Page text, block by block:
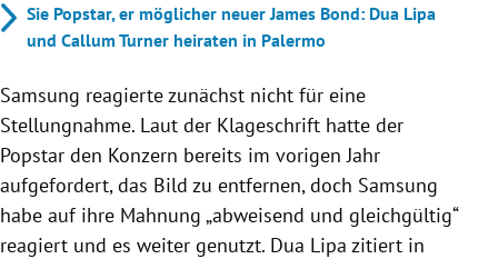
Sie Popstar, er möglicher neuer James Bond: Dua Lipa
und Callum Turner heiraten in Palermo
Samsung reagierte zunächst nicht für eine
Stellungnahme. Laut der Klageschrift hatte der
Popstar den Konzern bereits im vorigen Jahr
aufgefordert, das Bild zu entfernen, doch Samsung
habe auf ihre Mahnung „abweisend und gleichgültig“
reagiert und es weiter genutzt. Dua Lipa zitiert in